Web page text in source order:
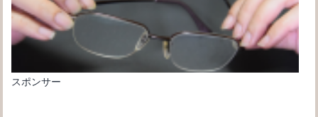
スポンサー